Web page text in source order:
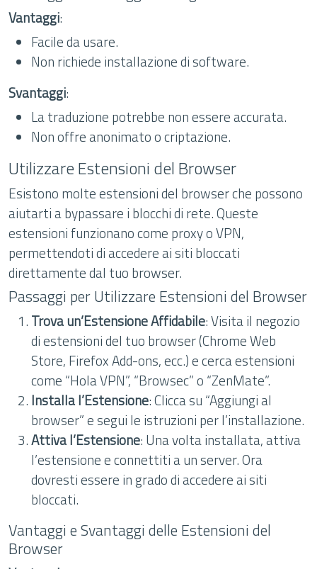
Vantaggi:
Facile da usare.
Non richiede installazione di software.
Svantaggi:
La traduzione potrebbe non essere accurata.
Non offre anonimato o criptazione.
Utilizzare Estensioni del Browser
Esistono molte estensioni del browser che possono
aiutarti a bypassare i blocchi di rete. Queste
estensioni funzionano come proxy o VPN,
permettendoti di accedere ai siti bloccati
direttamente dal tuo browser.
Passaggi per Utilizzare Estensioni del Browser
Trova un’Estensione Affidabile: Visita il negozio
di estensioni del tuo browser (Chrome Web
Store, Firefox Add-ons, ecc.) e cerca estensioni
come “Hola VPN”, “Browsec” o “ZenMate”.
Installa l’Estensione: Clicca su “Aggiungi al
browser” e segui le istruzioni per l’installazione.
Attiva l’Estensione: Una volta installata, attiva
l’estensione e connettiti a un server. Ora
dovresti essere in grado di accedere ai siti
bloccati.
Vantaggi e Svantaggi delle Estensioni del
Browser